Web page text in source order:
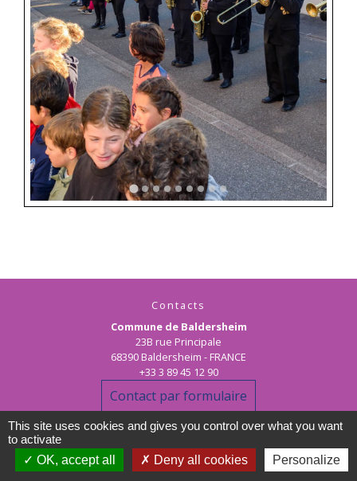
Contacts
Commune de Baldersheim
23B rue Principale
68390 Baldersheim - FRANCE
+33 3 89 45 12 90
Contact par formulaire
Les matins : lundi au vendredi de 10h00 à 12h00
les après-midi : lundi au jeudi de 15h00 à 17h30
This site uses cookies and gives you control over what you want
to activate
OK, accept all
Deny all cookies Personalize